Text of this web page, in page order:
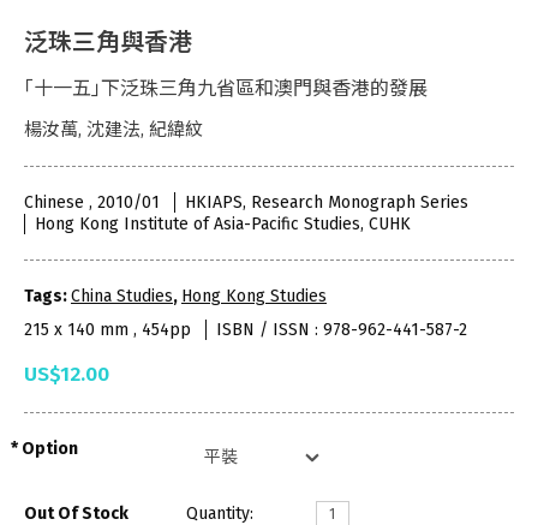
泛珠三角與香港
｢十一五｣下泛珠三角九省區和澳門與香港的發展
楊汝萬, 沈建法, 紀緯紋
Chinese , 2010/01
HKIAPS, Research Monograph Series
Hong Kong Institute of Asia-Pacific Studies, CUHK
Tags:China Studies, Hong Kong Studies
215 x 140 mm , 454pp
ISBN / ISSN : 978-962-441-587-2
US$12.00
Option
Out Of Stock Quantity: